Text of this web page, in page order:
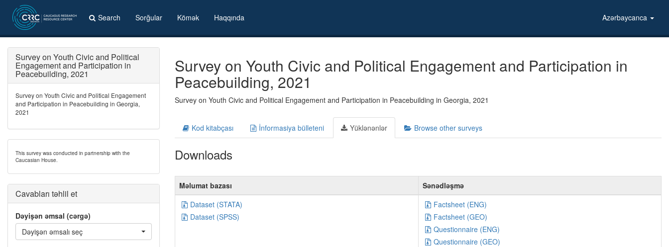
Search Sorğular Kömək Haqqında Azərbaycanca
Survey on Youth Civic and Political Engagement and Participation in
Peacebuilding, 2021
Survey on Youth Civic and Political Engagement and Participation in Peacebuilding in Georgia, 2021
Kod kitabçası İnformasiya bülleteni Yüklənənlər Browse other surveys
Downloads
Məlumat bazası
Sənədləşmə
Dataset (STATA)
Dataset (SPSS)
Factsheet (ENG)
Factsheet (GEO)
Questionnaire (ENG)
Questionnaire (GEO)
Survey on Youth Civic and Political
Engagement and Participation in
Peacebuilding, 2021
Survey on Youth Civic and Political Engagement
and Participation in Peacebuilding in Georgia,
2021
This survey was conducted in partnership with the
Caucasian House.
Cavabları təhlil et
Dəyişən əmsal (cərgə)
Dəyişən əmsalı seç